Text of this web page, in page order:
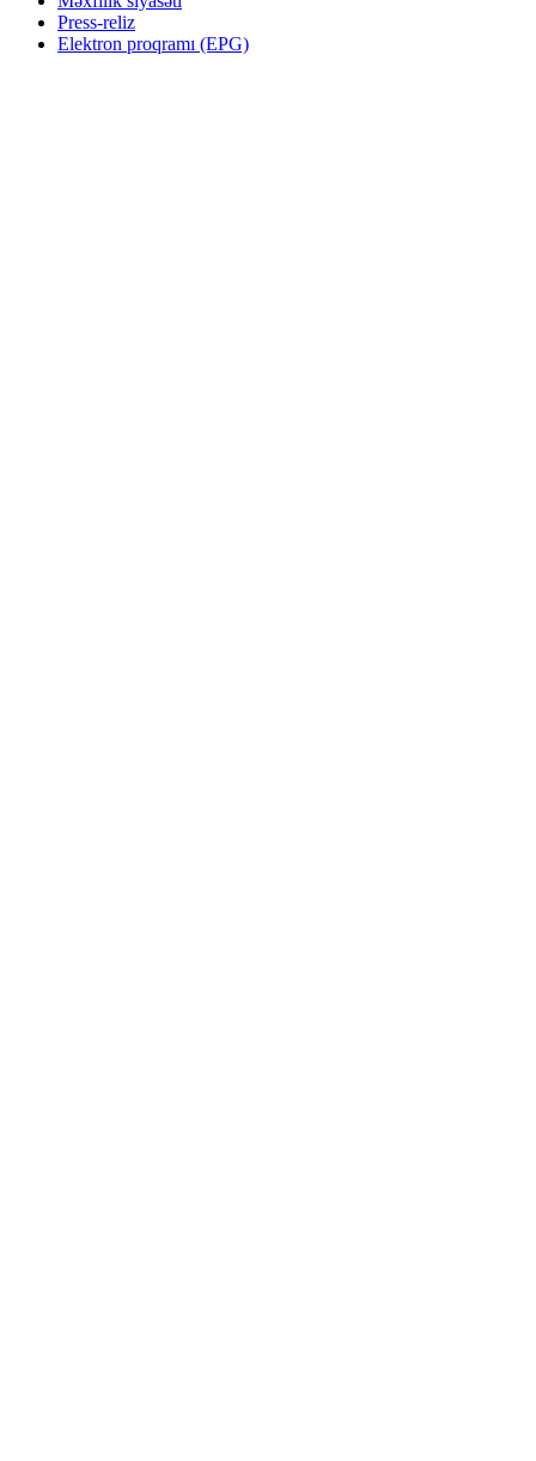
Press-reliz
Elektron proqramı (EPG)